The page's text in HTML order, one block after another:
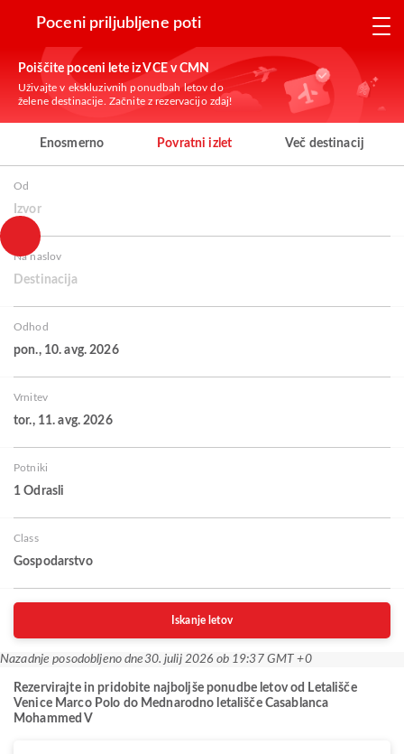
Poceni priljubljene poti
Poiščite poceni lete iz VCE v CMN
Uživajte v ekskluzivnih ponudbah letov do
želene destinacije. Začnite z rezervacijo zdaj!
Enosmerno Povratni izlet Več destinacij
Od
Izvor
Na naslov
Destinacija
Odhod
pon., 10. avg. 2026
Vrnitev
tor., 11. avg. 2026
Potniki
1 Odrasli
Class
Gospodarstvo
Iskanje letov
Nazadnje posodobljeno dne30. julij 2026 ob 19:37 GMT +0
Rezervirajte in pridobite najboljše ponudbe letov od Letališče
Venice Marco Polo do Mednarodno letališče Casablanca
Mohammed V